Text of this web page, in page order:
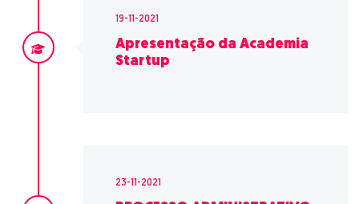
19-11-2021
Apresentação da Academia
Startup
23-11-2021